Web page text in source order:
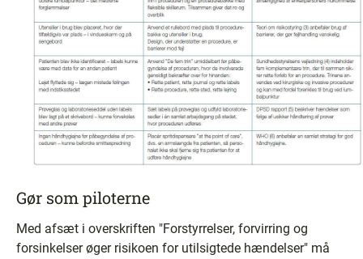
Gør som piloterne
Med afsæt i overskriften "Forstyrrelser, forvirring og
forsinkelser øger risikoen for utilsigtede hændelser" må